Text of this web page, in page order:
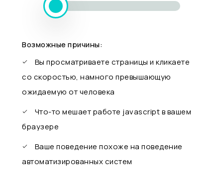
Возможные причины:
Вы просматриваете страницы и кликаете
со скоростью, намного превышающую
ожидаемую от человека
Что-то мешает работе javascript в вашем
браузере
Ваше поведение похоже на поведение
автоматизированных систем